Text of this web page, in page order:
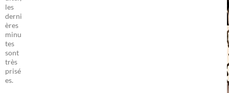
les
derni
ères
minu
tes
sont
très
prisé
es.